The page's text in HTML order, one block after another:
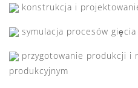
konstrukcja i
symulacja procesów gięcia
przygotowanie produkcji i
produkcyjnym